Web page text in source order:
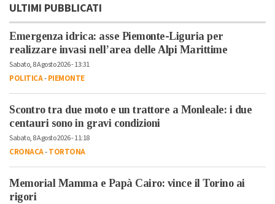
ULTIMI PUBBLICATI
Emergenza idrica: asse Piemonte-Liguria per
realizzare invasi nell’area delle Alpi Marittime
Sabato, 8 Agosto 2026 - 13:31
POLITICA-PIEMONTE
Scontro tra due moto e un trattore a Monleale: i due
centauri sono in gravi condizioni
Sabato, 8 Agosto 2026 - 11:18
CRONACA-TORTONA
Memorial Mamma e Papà Cairo: vince il Torino ai
rigori